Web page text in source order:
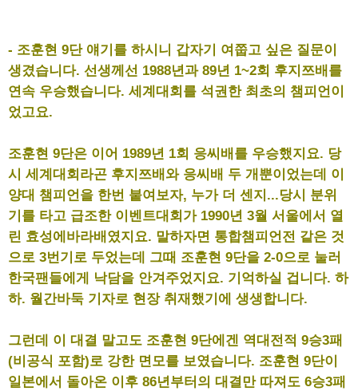
- 조훈현 9단 얘기를 하시니 갑자기 여쭙고 싶은 질문이
생겼습니다. 선생께선 1988년과 89년 1~2회 후지쯔배를
연속 우승했습니다. 세계대회를 석권한 최초의 챔피언이
었고요.
조훈현 9단은 이어 1989년 1회 응씨배를 우승했지요. 당
시 세계대회라곤 후지쯔배와 응씨배 두 개뿐이었는데 이
양대 챔피언을 한번 붙여보자, 누가 더 센지...당시 분위
기를 타고 급조한 이벤트대회가 1990년 3월 서울에서 열
린 효성에바라배였지요. 말하자면 통합챔피언전 같은 것
으로 3번기로 두었는데 그때 조훈현 9단을 2-0으로 눌러
한국팬들에게 낙담을 안겨주었지요. 기억하실 겁니다. 하
하. 월간바둑 기자로 현장 취재했기에 생생합니다.
그런데 이 대결 말고도 조훈현 9단에겐 역대전적 9승3패
(비공식 포함)로 강한 면모를 보였습니다. 조훈현 9단이
일본에서 돌아온 이후 86년부터의 대결만 따져도 6승3패